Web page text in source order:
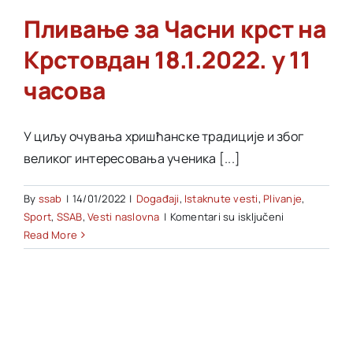
Akti SSAB
Kontakt
Пливање за Часни крст на
Крстовдан 18.1.2022. у 11
часова
У циљу очувања хришћанске традиције и због
великог интересовања ученика [...]
By ssab | 14/01/2022 | Događaji, Istaknute vesti, Plivanje,
Sport, SSAB,Vesti naslovna | Komentari su isključeni
за
Read More